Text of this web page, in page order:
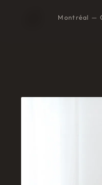
Montréal —